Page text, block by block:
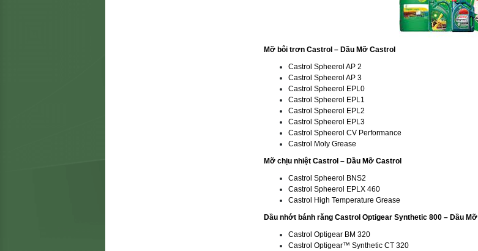
Mỡ bôi trơn Castrol – Dầu Mỡ Castrol
Castrol Spheerol AP 2
Castrol Spheerol AP 3
Castrol Spheerol EPL0
Castrol Spheerol EPL1
Castrol Spheerol EPL2
Castrol Spheerol EPL3
Castrol Spheerol CV Performance
Castrol Moly Grease
Mỡ chịu nhiệt Castrol – Dầu Mỡ Castrol
Castrol Spheerol BNS2
Castrol Spheerol EPLX 460
Castrol High Temperature Grease
Dầu nhớt bánh răng Castrol Optigear Synthetic 800 – Dầu
Castrol Optigear BM 320
Castrol Optigear™ Synthetic CT 320